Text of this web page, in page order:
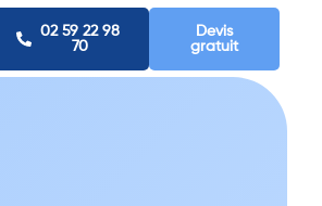
02 59 22 98
70
Devis
gratuit